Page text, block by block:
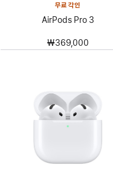
무료 각인
AirPods Pro 3
₩369,000